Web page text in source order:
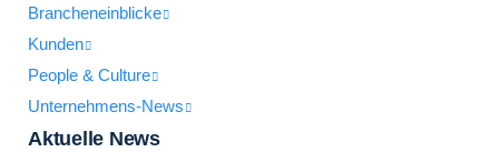
Brancheneinblicke
Kunden
People & Culture
Unternehmens-News
Aktuelle News